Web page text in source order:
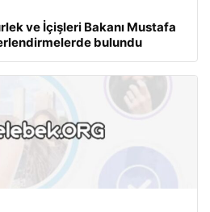
ve İçişleri Bakanı Mustafa
bulundu